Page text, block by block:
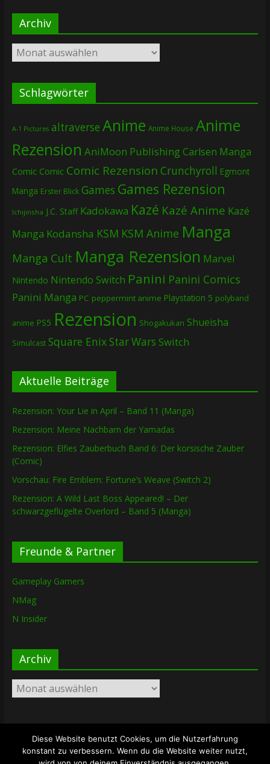
Archiv
Archiv
Schlagwörter
A-1 Pictures altraverse Anime Anime House Anime
Rezension AniMoon PublishingCarlsen Manga
Comic Comic Comic Rezension Crunchyroll Egmont
Manga Erster Blick Games Games Rezension
Ichijinsha J.C. Staff Kadokawa Kazé Kazé Anime Kazé
Manga Kodansha KSM KSM Anime Manga
Manga Cult Manga Rezension Marvel
Nintendo Nintendo Switch Panini Panini Comics
Panini Manga PC peppermint anime Playstation 5 polyband
anime PS5 Rezension Shogakukan Shueisha
Simulcast Square EnixStar Wars Switch
Aktuelle Beiträge
Rezension: Your Lie in April – Band 11 (Manga)
Rezension: Meine Nachbarn der Yamadas
Rezension: Elfies Zauberbuch Band 6: Der korsische Zauber
(Comic)
Vorschau: Fire Emblem: Fortune’s Weave (Switch 2)
Rezension: A Wild Last Boss Appeared! – Der
schwarzgeflügelte Overlord – Band 5 (Manga)
Freunde & Partner
Gameplay Gamers
NMag
N Insider
Archiv
Archiv
Copyright © 2026The Lost Dungeon. Alle Rechte vorbehalten.
Theme: ColorMag vonThemeGrill. Bereitgestellt von
Diese Website benutzt Cookies, um die Nutzerfahrung
konstant zu verbessern. Wenn du die Website weiter nutzt,